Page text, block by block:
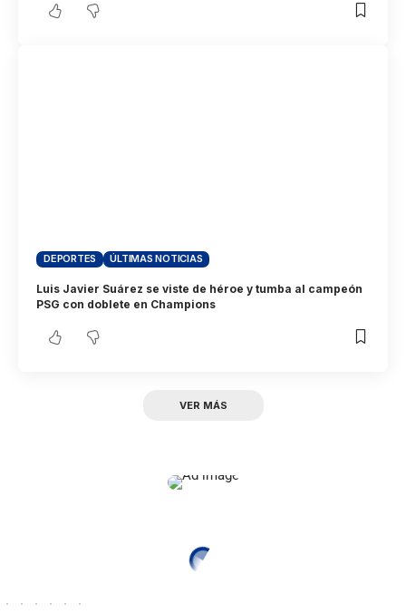
DEPORTES ÚLTIMAS NOTICIAS
Luis Javier Suárez se viste de héroe y tumba al campeón
PSG con doblete en Champions
VER MÁS